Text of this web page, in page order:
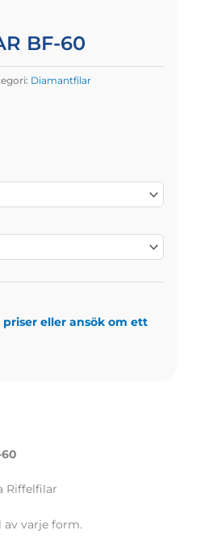
BF-60
Diamantfilar
eller ansök om ett
60
Riffelfilar
av varje form.